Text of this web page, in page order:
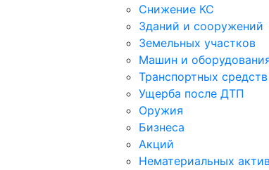
Снижение КС
Зданий и сооружений
Земельных участков
Машин и
Транспортных средств
Ущерба после ДТП
Оружия
Бизнеса
Акций
Нематериальных